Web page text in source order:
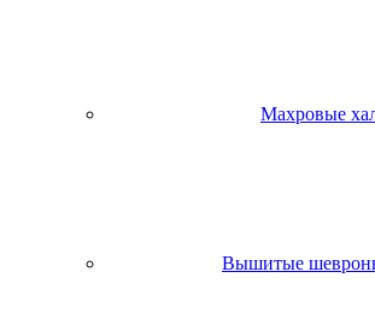
Махровые
Вышитые